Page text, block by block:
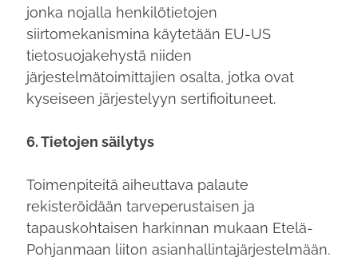
jonka nojalla henkilötietojen
siirtomekanismina käytetään EU-US
tietosuojakehystä niiden
järjestelmätoimittajien osalta, jotka ovat
kyseiseen järjestelyyn sertifioituneet.
6. Tietojen säilytys
Toimenpiteitä aiheuttava palaute
rekisteröidään tarveperustaisen ja
tapauskohtaisen harkinnan mukaan Etelä-
Pohjanmaan liiton asianhallintajärjestelmään.